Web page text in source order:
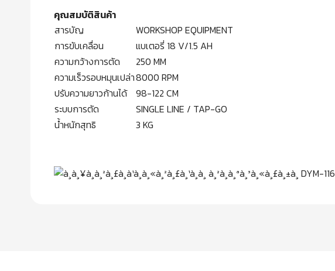
คุณสมบัติสินค้า
สารบัญ
WORKSHOP EQUIPMENT
การขับเคลื่อน
แบเตอรี่ 18 V/1.5 AH
ความกว้างการตัด
250 MM
ความเร็วรอบหมุนเปล่า8000 RPM
ปรับความยาวก้านได้
98-122 CM
ระบบการตัด
SINGLE LINE / TAP-GO
น้ำหนักสุทธิ
3 KG